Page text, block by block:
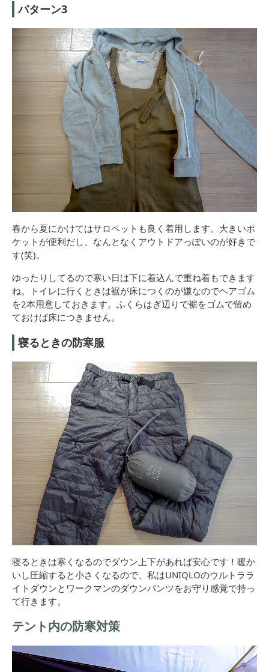
パターン3
春から夏にかけてはサロペットも良く着用します。大きいポ
ケットが便利だし、なんとなくアウトドアっぽいのが好きで
す(笑)。
ゆったりしてるので寒い日は下に着込んで重ね着もできます
ね。トイレに行くときは裾が床につくのが嫌なのでヘアゴム
を2本用意しておきます。ふくらはぎ辺りで裾をゴムで留め
ておけば床につきません。
寝るときの防寒服
寝るときは寒くなるのでダウン上下があれば安心です！暖か
いし圧縮すると小さくなるので、私はUNIQLOのウルトララ
イトダウンとワークマンのダウンパンツをお守り感覚で持っ
て行きます。
テント内の防寒対策